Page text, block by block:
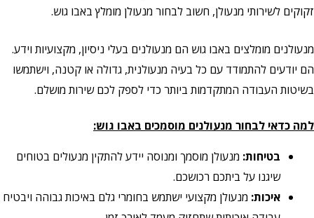
זקוקים לשירותי מנעולן, חשוב לבחור מנעולן מומלץ באבו גוש.
מנעולנים מומלצים באבו גוש הם מנעולנים בעלי ניסיון, מקצועיות וידע.
הם יודעים להתמודד עם כל בעיה מנעולנית, גדולה או קטנה, וישתמשו
בשיטות העבודה המתקדמות ביותר כדי לספק לכם שירות מושלם.
למה כדאי לבחור מנעולנים מוסמכים באבו גוש:
בטיחות: מנעולן מוסמך ומנוסה יידע להתקין מנעולים בטוחים
שיגנו על ביתכם רכושכם.
איכות: מנעולן מקצועי ישתמש בחומרי גלם באיכות גבוהה ויבטיח